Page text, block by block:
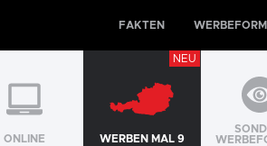
FAKTEN
ONLINE
NEU
WERBEN MAL 9